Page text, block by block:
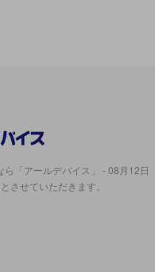
「アールデバイス」 - 08月12日
させていただきます。